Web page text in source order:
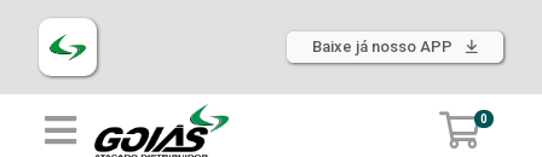
Baixe já nosso APP
0